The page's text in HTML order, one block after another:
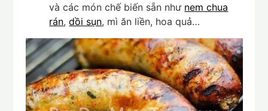
và các món chế biến sẵn như nem chua
rán,dồi sụn, mì ăn liền, hoa quả…